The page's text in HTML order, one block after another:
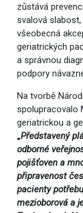
zůstává
svalová
všeobecná
geriatrických
a správnou
podpory
Na tvorbě
spolupracovalo
geriatrickou a
„Představený
odborné
pojišťoven a
připravenost
pacienty
mezioborová a